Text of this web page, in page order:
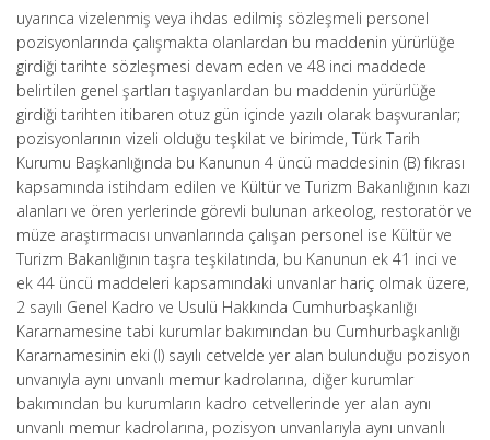
uyarınca vizelenmiş veya ihdas edilmiş sözleşmeli personel
pozisyonlarında çalışmakta olanlardan bu maddenin yürürlüğe
girdiği tarihte sözleşmesi devam eden ve 48 inci maddede
belirtilen genel şartları taşıyanlardan bu maddenin yürürlüğe
girdiği tarihten itibaren otuz gün içinde yazılı olarak başvuranlar;
pozisyonlarının vizeli olduğu teşkilat ve birimde, Türk Tarih
Kurumu Başkanlığında bu Kanunun 4 üncü maddesinin (B) fıkrası
kapsamında istihdam edilen ve Kültür ve Turizm Bakanlığının kazı
alanları ve ören yerlerinde görevli bulunan arkeolog, restoratör ve
müze araştırmacısı unvanlarında çalışan personel ise Kültür ve
Turizm Bakanlığının taşra teşkilatında, bu Kanunun ek 41 inci ve
ek 44 üncü maddeleri kapsamındaki unvanlar hariç olmak üzere,
2 sayılı Genel Kadro ve Usulü Hakkında Cumhurbaşkanlığı
Kararnamesine tabi kurumlar bakımından bu Cumhurbaşkanlığı
Kararnamesinin eki (I) sayılı cetvelde yer alan bulunduğu pozisyon
unvanıyla aynı unvanlı memur kadrolarına, diğer kurumlar
bakımından bu kurumların kadro cetvellerinde yer alan aynı
unvanlı memur kadrolarına, pozisyon unvanlarıyla aynı unvanlı